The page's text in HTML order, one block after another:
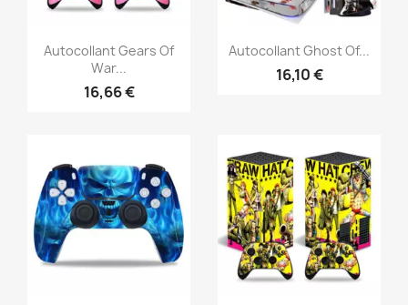
Aperçu rapide
Autocollant Gears Of
War...
16,66 €
Aperçu rapide
Autocollant Ghost Of...
16,10 €